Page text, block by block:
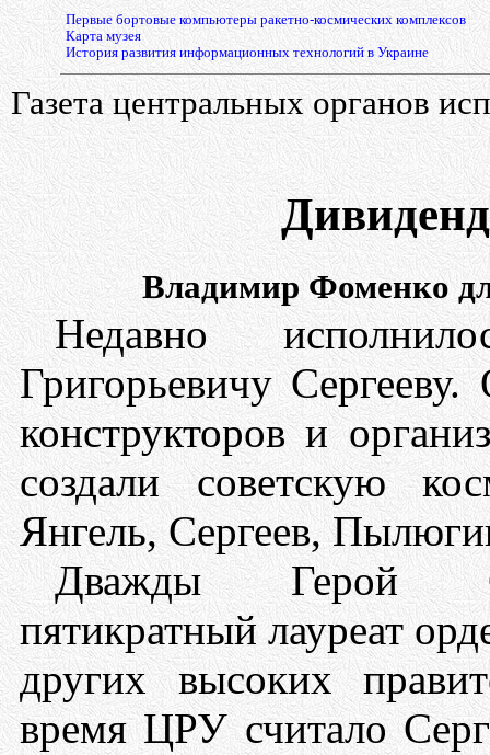
Первые бортовые компьютеры ракетно-космических комплексов
Карта музея
История развития информационных технологий в Украине
Газета центральных органов
Владимир Фоменко
Недавно
Григорьевичу
конструкторов и
создали советскую
Янгель, Сергеев,
Дважды Герой
пятикратный лауреат
других высоких
время ЦРУ считало